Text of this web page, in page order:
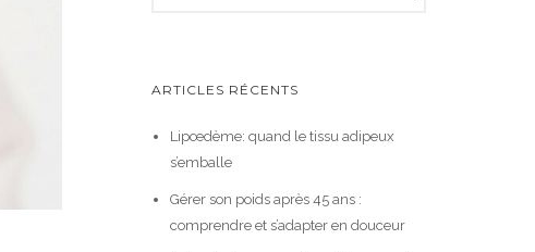
ARTICLES RÉCENTS
Lipœdème: quand le tissu adipeux
s’emballe
Gérer son poids après 45 ans :
comprendre et s’adapter en douceur